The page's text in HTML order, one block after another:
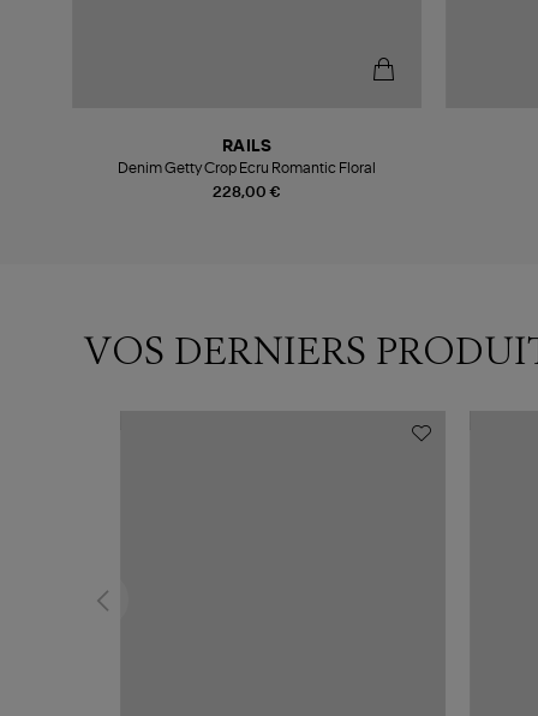
228,00 €
RAILS
Denim Getty Crop Ecru Romantic Floral
VOS DERNIERS